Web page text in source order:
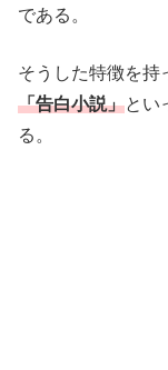
である。
そうした特徴を持
「告白小説」とい
る。